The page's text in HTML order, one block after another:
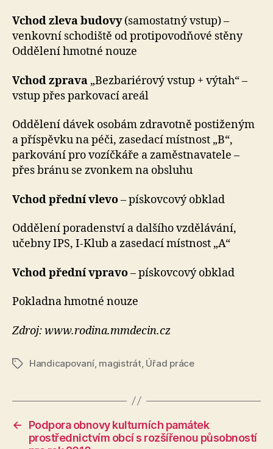
Vchod zleva budovy(samostatný vstup) –
venkovní schodiště od protipovodňové stěny
Oddělení hmotné nouze
Vchod zprava „Bezbariérový vstup + výtah“ –
vstup přes parkovací areál
Oddělení dávek osobám zdravotně postiženým
a příspěvku na péči, zasedací místnost „B“,
parkování pro vozíčkáře a zaměstnavatele –
přes bránu se zvonkem na obsluhu
Vchod přední vlevo– pískovcový obklad
Oddělení poradenství a dalšího vzdělávání,
učebny IPS, I-Klub a zasedací místnost „A“
Vchod přední vpravo– pískovcový obklad
Pokladna hmotné nouze
Zdroj: www.rodina.mmdecin.cz
ŠtítkyHandicapovaní, magistrát, Úřad práce
←
Podpora obnovy kulturních památek
prostřednictvím obcí s rozšířenou působností